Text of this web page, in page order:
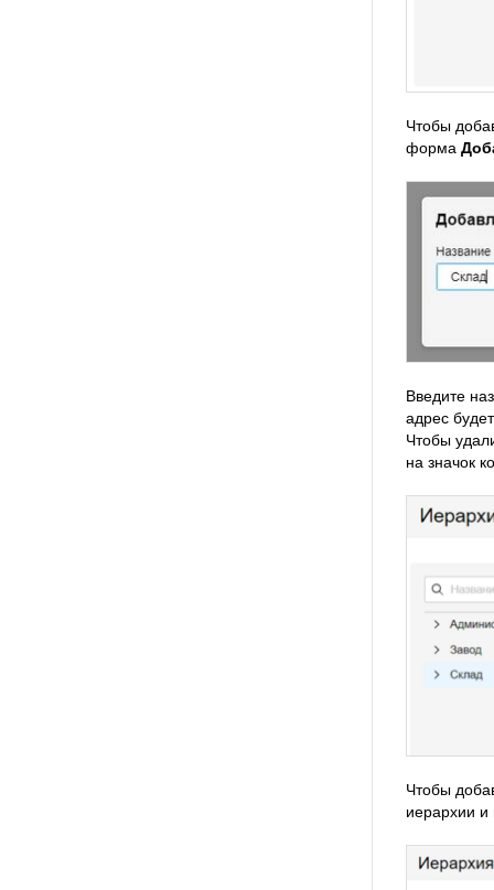
Чтобы
форма
Введите
адрес
Чтобы
на значок
Чтобы
иерархии и